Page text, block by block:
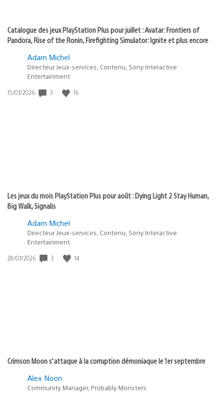
Catalogue des jeux PlayStation Plus pour juillet : Avatar: Frontiers of
Pandora, Rise of the Ronin, Firefighting Simulator: Ignite et plus encore
Adam Michel
Directeur Jeux-services, Contenu, Sony Interactive
Entertainment
Date
15/07/2026 3 16
Les jeux du mois PlayStation Plus pour août : Dying Light 2 Stay Human,
Big Walk, Signalis
Adam Michel
Directeur Jeux-services, Contenu, Sony Interactive
Entertainment
Date
28/07/2026 3 14
Crimson Moon s’attaque à la corruption démoniaque le 1er septembre
Alex Noon
Community Manager, Probably Monsters